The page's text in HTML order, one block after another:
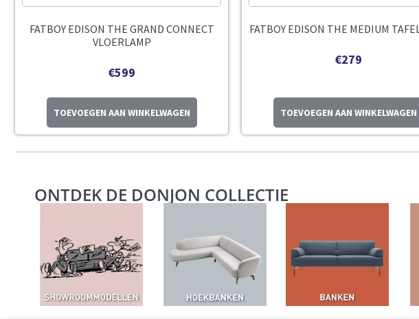
FATBOY EDISON THE GRAND CONNECT
VLOERLAMP
€599
TOEVOEGEN AAN WINKELWAGEN
FATBOY EDISON THE MEDIUM
€279
TOEVOEGEN AAN WINKELWAGEN
ONTDEK DE DONJON COLLECTIE